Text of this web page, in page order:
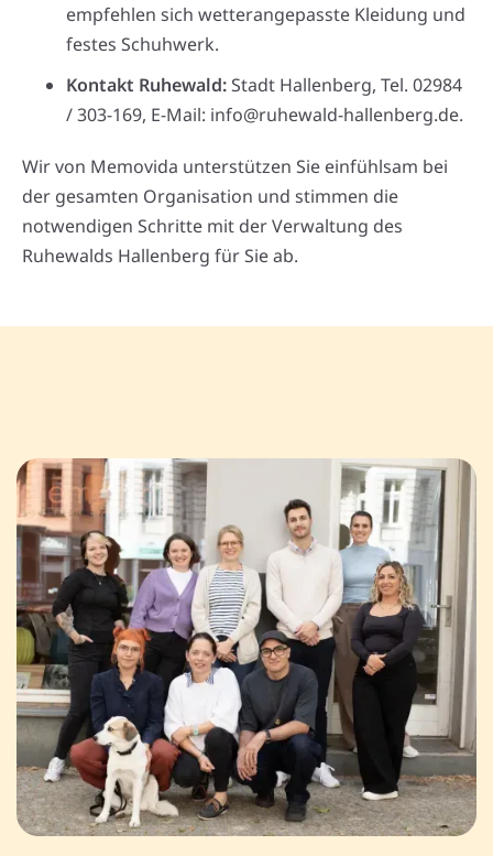
empfehlen sich wetterangepasste Kleidung und
festes Schuhwerk.
Kontakt Ruhewald:Stadt Hallenberg, Tel. 02984
/ 303-169, E-Mail: info@ruhewald-hallenberg.de.
Wir von Memovida unterstützen Sie einfühlsam bei
der gesamten Organisation und stimmen die
notwendigen Schritte mit der Verwaltung des
Ruhewalds Hallenberg für Sie ab.